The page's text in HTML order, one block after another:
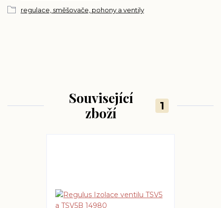
regulace, směšovače, pohony a ventily
Související
zboží
1